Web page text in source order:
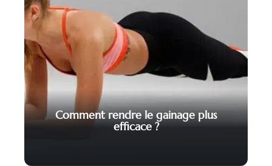
Comment rendre le gainage plus
efficace ?